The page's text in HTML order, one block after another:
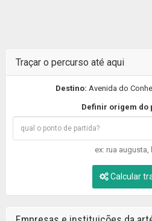
Traçar o percurso até aqui
Destino: Avenida do
Definir origem do
ex: rua augusta,
Calcular